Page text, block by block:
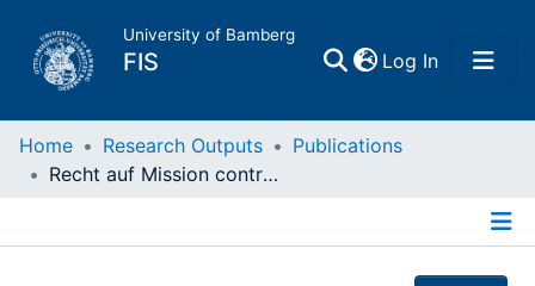
University of Bamberg
FIS Log In(current)
Home
Home Research Outputs
Publications
Recht auf Mission contra Religionsfreiheit? : das christliche Europa auf dem Prüfstand